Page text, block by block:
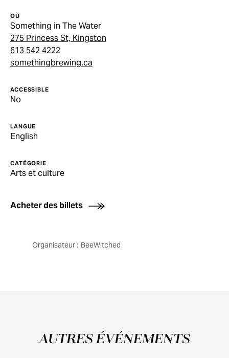
OÙ
Something in The Water
275 Princess St, Kingston
613 542 4222
somethingbrewing.ca
ACCESSIBLE
No
LANGUE
English
CATÉGORIE
Arts et culture
Acheter des billets
Organisateur : BeeWitched
AUTRES ÉVÉNEMENTS